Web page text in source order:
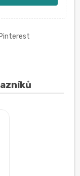
Pinterest